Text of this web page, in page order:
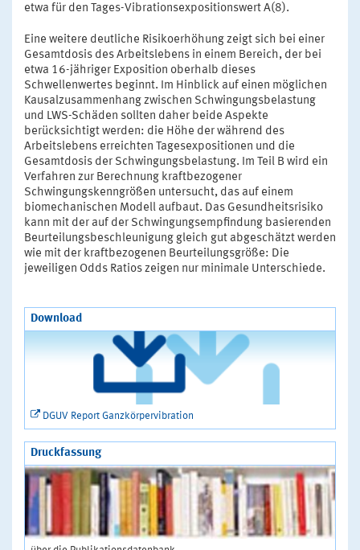
etwa für den Tages-Vibrationsexpositionswert A(8).
Eine weitere deutliche Risikoerhöhung zeigt sich bei einer
Gesamtdosis des Arbeitslebens in einem Bereich, der bei
etwa 16-jähriger Exposition oberhalb dieses
Schwellenwertes beginnt. Im Hinblick auf einen möglichen
Kausalzusammenhang zwischen Schwingungsbelastung
und LWS-Schäden sollten daher beide Aspekte
berücksichtigt werden: die Höhe der während des
Arbeitslebens erreichten Tagesexpositionen und die
Gesamtdosis der Schwingungsbelastung. Im Teil B wird ein
Verfahren zur Berechnung kraftbezogener
Schwingungskenngrößen untersucht, das auf einem
biomechanischen Modell aufbaut. Das Gesundheitsrisiko
kann mit der auf der Schwingungsempfindung basierenden
Beurteilungsbeschleunigung gleich gut abgeschätzt werden
wie mit der kraftbezogenen Beurteilungsgröße: Die
jeweiligen Odds Ratios zeigen nur minimale Unterschiede.
Download
DGUV Report Ganzkörpervibration
Druckfassung